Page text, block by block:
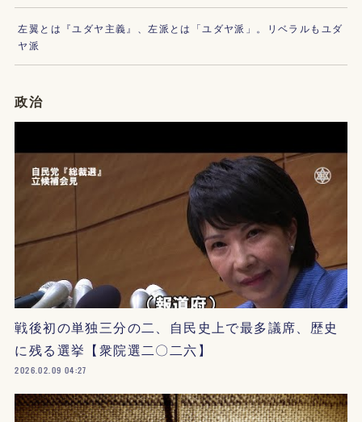
左翼とは『ユダヤ主義』、左派とは「ユダヤ派」。リベラルもユダ
ヤ派
政治
戦後初の単独三分の二、自民史上で最多議席、歴史
に残る選挙【衆院選二〇二六】
2026.02.09 04:27